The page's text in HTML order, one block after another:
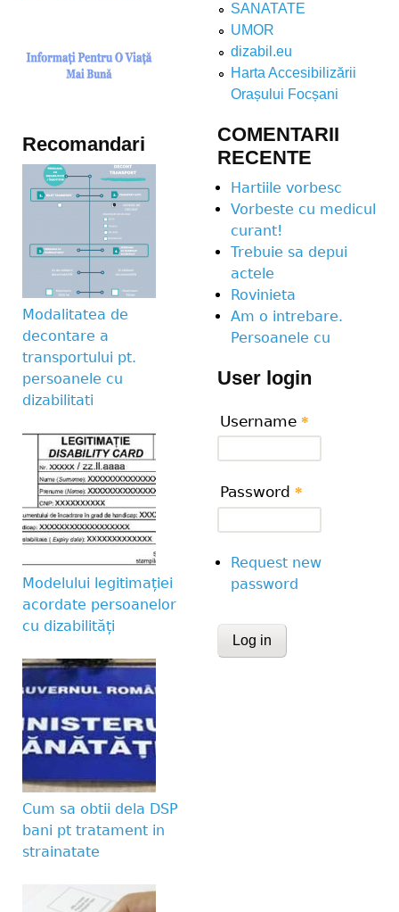
Recomandari
Modalitatea de
decontare a
transportului pt.
persoanele cu
dizabilitati
Modelului legitimației
acordate persoanelor
cu dizabilități
Cum sa obtii dela DSP
bani pt tratament in
strainatate
SANATATE
UMOR
dizabil.eu
Harta Accesibilizării
Orașului Focșani
COMENTARII
RECENTE
Hartiile vorbesc
Vorbeste cu medicul
curant!
Trebuie sa depui
actele
Rovinieta
Am o intrebare.
Persoanele cu
User login
Username *
Password *
Request new
password
CAPTCHA